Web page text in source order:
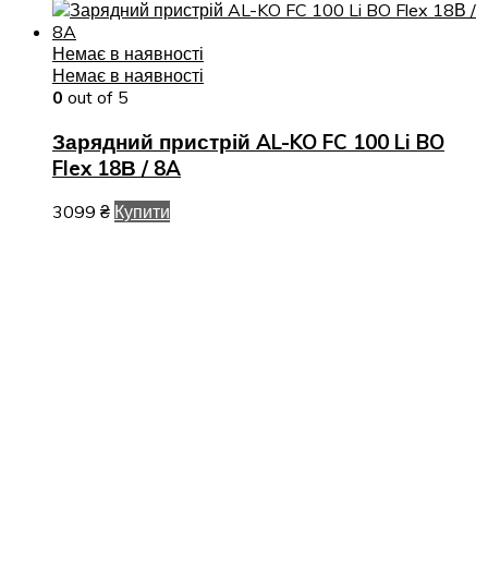
Немає в наявності
Немає в наявності
0 out of 5
Зарядний пристрій AL-KO FC 100 Li BO
Flex 18В / 8A
3099 ₴ Купити